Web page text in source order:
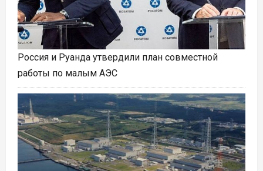
Россия и Руанда утвердили план совместной
работы по малым АЭС